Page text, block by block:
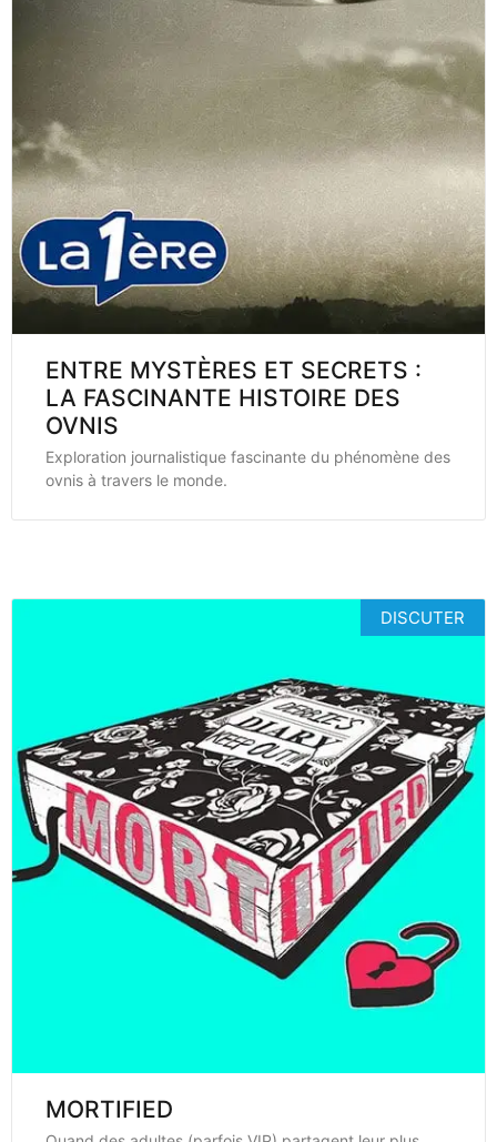
ENTRE MYSTÈRES ET SECRETS :
LA FASCINANTE HISTOIRE DES
OVNIS
Exploration journalistique fascinante du phénomène des
ovnis à travers le monde.
DISCUTER
MORTIFIED